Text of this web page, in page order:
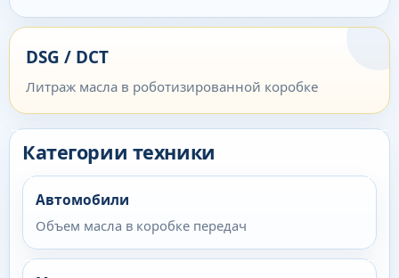
DSG / DCT
Литраж масла в роботизированной коробке
Категории техники
Автомобили
Объем масла в коробке передач